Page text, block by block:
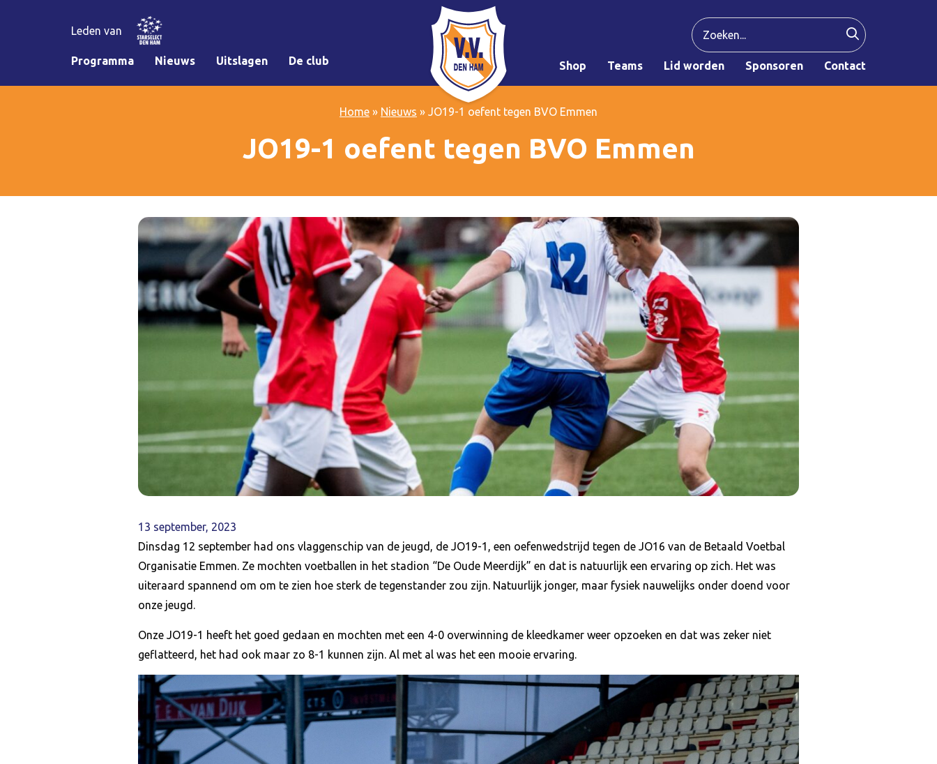
Leden van
Programma Nieuws Uitslagen De club Shop Teams Lid worden Sponsoren Contact
Home » Nieuws » JO19-1 oefent tegen BVO Emmen
JO19-1 oefent tegen BVO Emmen
13 september, 2023
Dinsdag 12 september had ons vlaggenschip van de jeugd, de JO19-1, een oefenwedstrijd tegen de JO16 van de Betaald Voetbal
Organisatie Emmen. Ze mochten voetballen in het stadion “De Oude Meerdijk” en dat is natuurlijk een ervaring op zich. Het was
uiteraard spannend om om te zien hoe sterk de tegenstander zou zijn. Natuurlijk jonger, maar fysiek nauwelijks onder doend voor
onze jeugd.
Onze JO19-1 heeft het goed gedaan en mochten met een 4-0 overwinning de kleedkamer weer opzoeken en dat was zeker niet
geflatteerd, het had ook maar zo 8-1 kunnen zijn. Al met al was het een mooie ervaring.